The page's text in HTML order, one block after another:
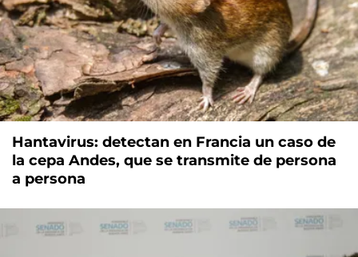
Hantavirus: detectan en Francia un caso de
la cepa Andes, que se transmite de persona
a persona